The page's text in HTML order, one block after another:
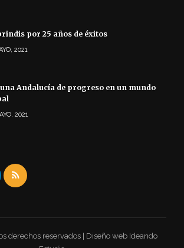
por 25 años de éxitos
2021
Andalucía de progreso en un mundo
2021
derechos reservados | Diseño web Ideando